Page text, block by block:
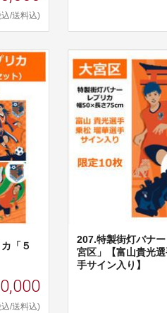
/送料込)
「５
/送料込)
207.特製街灯バナ
宮区」【富山貴光
手サイン入り】